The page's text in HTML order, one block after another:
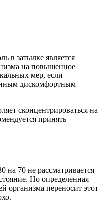
в затылке является
на повышенное
мер, если
дискомфортным
сконцентрироваться на
принять
на 70 не рассматривается
Но определенная
организма переносит этот